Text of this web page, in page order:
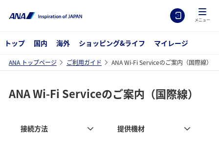
メニュー
トップ 国内 海外 ショッピング&ライフ マイレージ
ANA トップページ ご利用ガイド ANA Wi-Fi Serviceのご案内（国際線）
ANA Wi-Fi Serviceのご案内（国際線）
接続方法 提供機材